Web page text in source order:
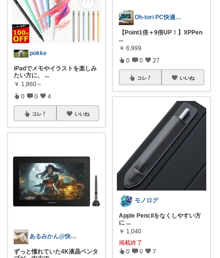
pokke
iPadでメモやイラストを楽しみ
たい方に、
...
￥ 1,860～
0 0 4
コレ いいね
あるみかん@快適な在宅ワーク＆デスク環境
ずっと憧れていた4K液晶ペンタ
Oh-tori PC快適空間
【Point1倍＋9倍UP！】XPPen
...
￥ 6,999
0 0 27
コレ いいね
モノログ
Apple Pencilをなくしやすい方
に ...
￥ 1,040
掲載終了
0 0 7